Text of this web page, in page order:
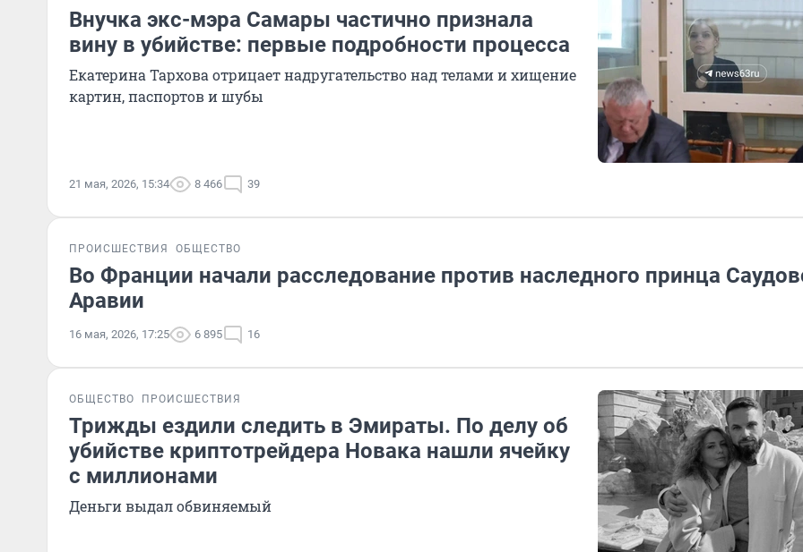
Внучка экс-мэра Самары частично признала
вину в убийстве: первые подробности процесса
Екатерина Тархова отрицает надругательство над телами и хищение
картин, паспортов и шубы
21 мая, 2026, 15:34 8 466 39
ПРОИСШЕСТВИЯ ОБЩЕСТВО
Во Франции начали расследование против наследного принца
Аравии
16 мая, 2026, 17:25 6 895 16
ОБЩЕСТВО ПРОИСШЕСТВИЯ
Трижды ездили следить в Эмираты. По делу об
убийстве криптотрейдера Новака нашли ячейку
с миллионами
Деньги выдал обвиняемый